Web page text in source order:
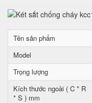
Tên sản phẩm
Model
Trọng lượng
Kích thước ngoài ( C * R
* S ) mm